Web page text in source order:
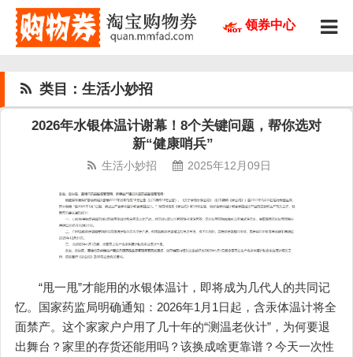
领券中心
类目：生活小妙招
2026年水银体温计谢幕！8个关键问题，帮你选对
新“健康哨兵”
生活小妙招 2025年12月09日
“甩一甩”才能用的水银体温计，即将成为几代人的共同记
忆。国家药监局明确通知：2026年1月1日起，含汞体温计将全
面禁产。这个家家户户用了几十年的“测温老伙计”，为何要退
出舞台？家里的存货还能用吗？该换成啥更靠谱？今天一次性